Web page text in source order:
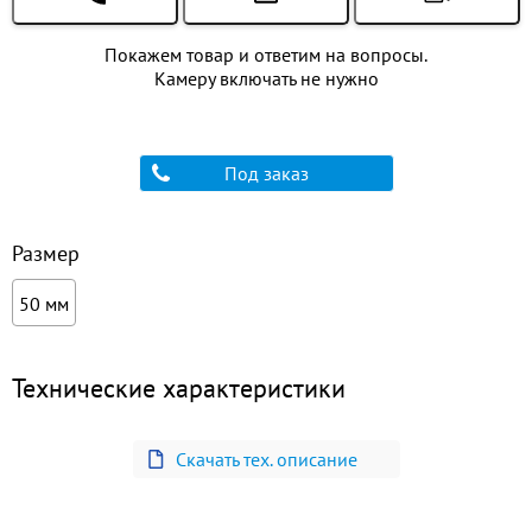
Покажем товар и ответим на вопросы.
Камеру включать не нужно
Под заказ
Размер
50 мм
Технические характеристики
Скачать тех. описание